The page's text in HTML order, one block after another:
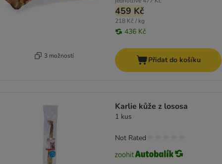
3 možností
459 Kč
218 Kč / kg
436 Kč
Přidat do košíku
Karlie kůže z lososa
1 kus
Not Rated